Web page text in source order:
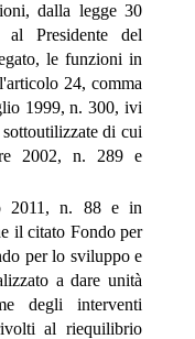
dalla legge 30
Presidente del
le funzioni in
24, comma
1999, n. 300, ivi
di cui
2002, n. 289 e
2011, n. 88 e in
il citato Fondo per
per lo sviluppo e
a dare unità
degli interventi
al riequilibrio